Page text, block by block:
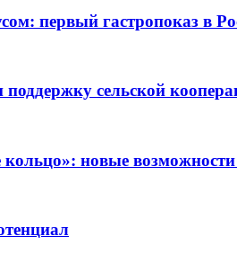
первый гастропоказ в
сельской
кольцо»: новые